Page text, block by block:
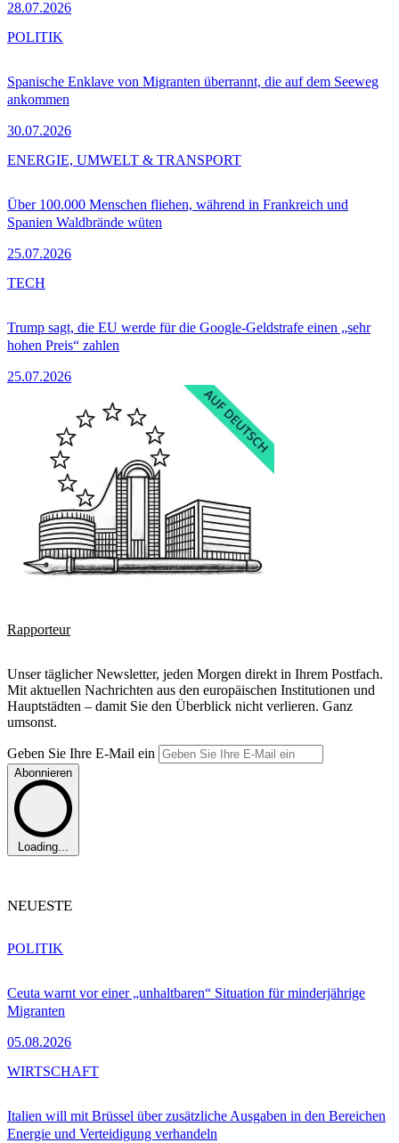
28.07.2026
Spanische Enklave von Migranten überrannt, die auf dem Seeweg
ankommen
30.07.2026
POLITIK
Über 100.000 Menschen fliehen, während in Frankreich und
Spanien Waldbrände wüten
25.07.2026
ENERGIE, UMWELT & TRANSPORT
Trump sagt, die EU werde für die Google-Geldstrafe einen „sehr
hohen Preis“ zahlen
25.07.2026
TECH
Rapporteur
Unser täglicher Newsletter, jeden Morgen direkt in Ihrem Postfach.
Mit aktuellen Nachrichten aus den europäischen Institutionen und
Hauptstädten – damit Sie den Überblick nicht verlieren. Ganz
umsonst.
Geben Sie Ihre E-Mail ein
Abonnieren
Loading...
NEUESTE
Ceuta warnt vor einer „unhaltbaren“ Situation für minderjährige
Migranten
05.08.2026
POLITIK
Italien will mit Brüssel über zusätzliche Ausgaben in den Bereichen
Energie und Verteidigung verhandeln
WIRTSCHAFT